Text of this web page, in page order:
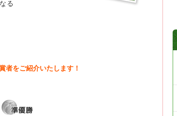
る
者をご紹介いたします！